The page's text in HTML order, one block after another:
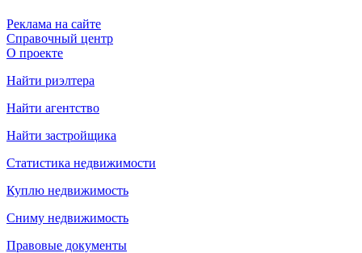
Реклама на сайте
Справочный центр
О проекте
Найти риэлтера
Найти агентство
Найти застройщика
Статистика недвижимости
Куплю недвижимость
Сниму недвижимость
Правовые документы